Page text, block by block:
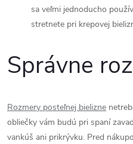
sa veľmi jednoducho
stretnete pri krepovej
Správne
Rozmery posteľnej bielizne
obliečky vám budú pri spaní
vankúš ani prikrývku. Pred